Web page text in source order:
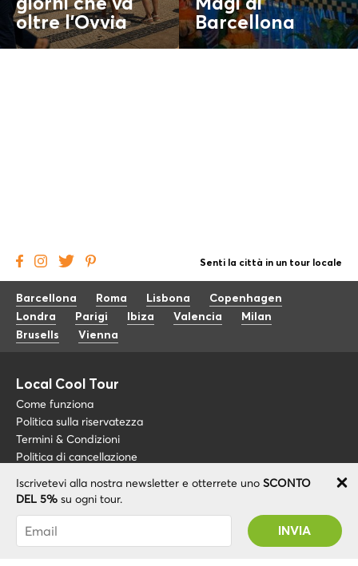
giorni che va
oltre l'Ovvia
Magi di
Barcellona
Iscrivetevi alla nostra newsletter e otterrete uno SCONTO
DEL 5% su ogni tour.
Sei stato abbonato con successo! Riceverai il
tuo codice promozionale dopo la convalida del
tuo account!
Senti la città in un tour locale
Barcellona Roma Lisbona
Copenhagen
Londra
Parigi Ibiza Valencia
Milan
Brusells
Vienna
Local Cool Tour
Come funziona
Politica sulla riservatezza
Termini & Condizioni
Politica di cancellazione
Blog
Riguardo a noi
FAQ
Diventa una guida
+34 675 176 220